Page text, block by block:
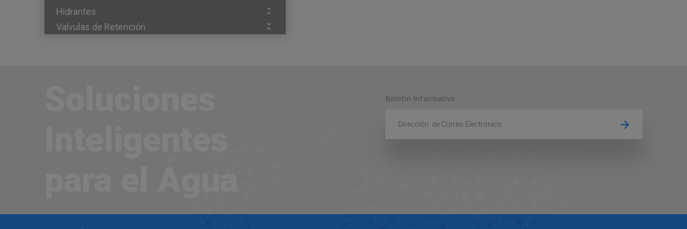
Hidrantes
Valvulas de Retención
Boletín Informativo